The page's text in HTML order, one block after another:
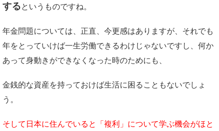
するというものですね。
年金問題については、正直、今更感はありますが、それでも
年をとっていけば一生労働できるわけじゃないですし、何か
あって身動きができなくなった時のためにも、
金銭的な資産を持っておけば生活に困ることもないでしょ
う。
そして日本に住んでいると「複利」について学ぶ機会がほと